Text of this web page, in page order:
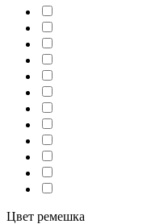
Цвет ремешка